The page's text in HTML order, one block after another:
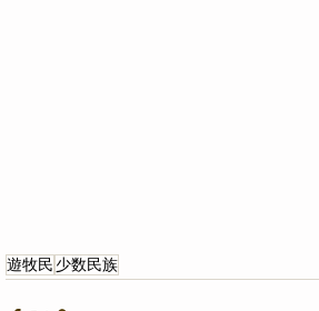
遊牧民 少数民族